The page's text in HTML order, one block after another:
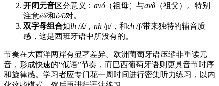
开闭元音区分意义： avó （祖母）与avô （祖父）。特别
注意é/ê和ó/ô对。
双字母组合如lh /ʎ/， nh /ɲ/，和ch /ʃ/带来独特的辅音质
感，这是西班牙语中所没有的。
节奏在大西洋两岸有显著差异。欧洲葡萄牙语压缩非重读元
音，形成快速的“低语”节奏，而巴西葡萄牙语则更具音节时序
和旋律感。学习者应专门花一周时间进行密集听力练习，以内